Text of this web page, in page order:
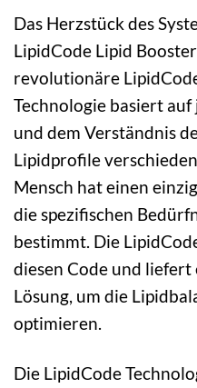
Das Herzstück des
LipidCode Lipid
revolutionäre
Technologie basiert
und dem Verständnis
Lipidprofile
Mensch hat einen
die spezifischen
bestimmt. Die
diesen Code und
Lösung, um die
optimieren.
Die LipidCode